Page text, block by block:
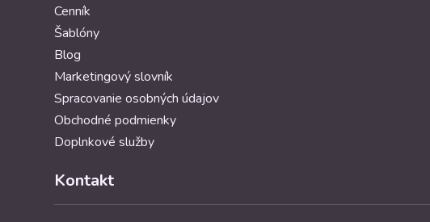
Cenník
Šablóny
Blog
Marketingový slovník
Spracovanie osobných údajov
Obchodné podmienky
Doplnkové služby
Kontakt